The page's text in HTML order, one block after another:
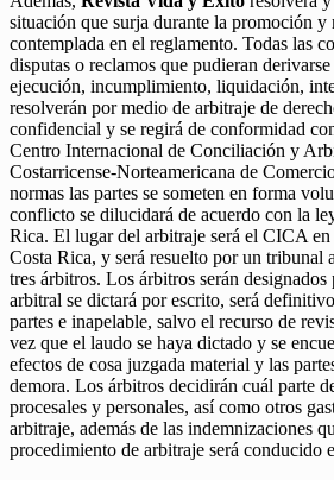
situación que surja durante la promoción y
contemplada en el reglamento. Todas las
disputas o reclamos que pudieran
ejecución, incumplimiento, liquidación,
resolverán por medio de arbitraje de
confidencial y se regirá de conformidad
Centro Internacional de Conciliación y
Costarricense-Norteamericana de
normas las partes se someten en forma
conflicto se dilucidará de acuerdo con la
Rica. El lugar del arbitraje será el CICA en
Costa Rica, y será resuelto por un tribunal
tres árbitros. Los árbitros serán
arbitral se dictará por escrito, será
partes e inapelable, salvo el recurso de
vez que el laudo se haya dictado y se
efectos de cosa juzgada material y las
demora. Los árbitros decidirán cuál parte
procesales y personales, así como otros
arbitraje, además de las indemnizaciones
procedimiento de arbitraje será conducido